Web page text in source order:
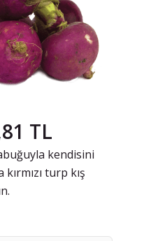
TL
kendisini
turp kış